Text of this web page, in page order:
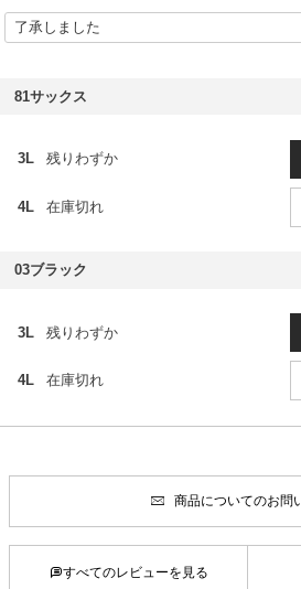
81サックス
3L 残りわずか
4L 在庫切れ
03ブラック
3L 残りわずか
4L 在庫切れ
商品についてのお問
すべてのレビューを見る